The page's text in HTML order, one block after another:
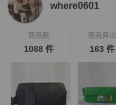
where0601
商品數
1088 件
商品售出
163 件